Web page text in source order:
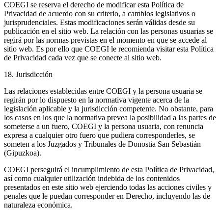
COEGI se reserva el derecho de modificar esta Política de
Privacidad de acuerdo con su criterio, a cambios legislativos o
jurisprudenciales. Estas modificaciones serán válidas desde su
publicación en el sitio web. La relación con las personas usuarias se
regirá por las normas previstas en el momento en que se accede al
sitio web. Es por ello que COEGI le recomienda visitar esta Política
de Privacidad cada vez que se conecte al sitio web.
18. Jurisdicción
Las relaciones establecidas entre COEGI y la persona usuaria se
regirán por lo dispuesto en la normativa vigente acerca de la
legislación aplicable y la jurisdicción competente. No obstante, para
los casos en los que la normativa prevea la posibilidad a las partes de
someterse a un fuero, COEGI y la persona usuaria, con renuncia
expresa a cualquier otro fuero que pudiera corresponderles, se
someten a los Juzgados y Tribunales de Donostia San Sebastián
(Gipuzkoa).
COEGI perseguirá el incumplimiento de esta Política de Privacidad,
así como cualquier utilización indebida de los contenidos
presentados en este sitio web ejerciendo todas las acciones civiles y
penales que le puedan corresponder en Derecho, incluyendo las de
naturaleza económica.